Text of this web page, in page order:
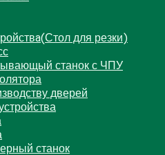
для резки)
станок с ЧПУ
дверей
станок